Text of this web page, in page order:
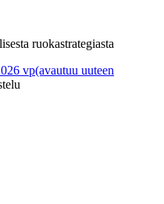
ruokastrategiasta
vp(avautuu uuteen